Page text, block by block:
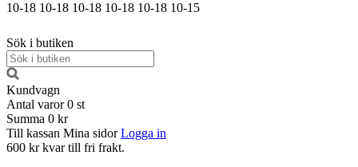
10-18 10-18 10-18 10-18 10-18 10-15
Sök i butiken
Kundvagn
Antal varor 0 st
Summa 0 kr
Till kassan Mina sidor Logga in
600 kr kvar till fri frakt.